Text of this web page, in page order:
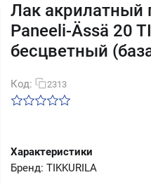
Лак акрилатный
Paneeli-Ässä 20
бесцветный
Код: 2313
Характеристики
Бренд: TIKKURILA